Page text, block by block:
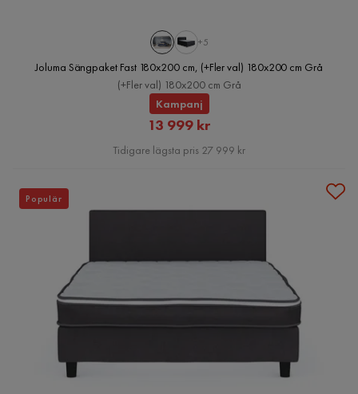
+5
Joluma Sängpaket Fast 180x200 cm, (+Fler val) 180x200 cm Grå
(+Fler val) 180x200 cm Grå
Kampanj
Rabatterat
Pris
13 999 kr
Tidigare lägsta pris 27 999 kr
Populär